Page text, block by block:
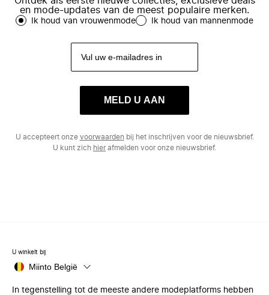
en mode-updates van de meest populaire merken.
Ik houd van vrouwenmode Ik houd van mannenmode
MELD U AAN
U accepteert onze voorwaarden bij het inschrijven voor de nieuwsbrief.
U kunt zich hierafmelden voor onze nieuwsbrief.
U winkelt bij
Miinto België
In tegenstelling tot de meeste andere modeplatforms hebben